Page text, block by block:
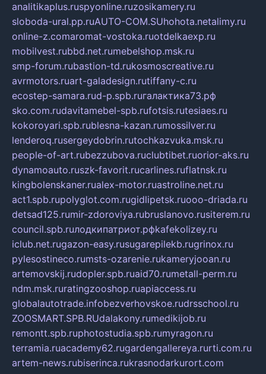
analitikaplus.ruspyonline.ruzosikamery.ru
sloboda-ural.pp.ruAUTO-COM.SUhohota.netalimy.ru
online-z.comaromat-vostoka.ruotdelkaexp.ru
mobilvest.rubbd.net.rumebelshop.msk.ru
smp-forum.rubastion-td.rukosmoscreative.ru
avrmotors.ruart-galadesign.rutiffany-c.ru
ecostep-samara.rud-p.spb.ruгалактика73.рф
sko.com.rudavitamebel-spb.rufotsis.rutesiaes.ru
kokoroyari.spb.rublesna-kazan.rumossilver.ru
lenderoq.rusergeydobrin.rutochkazvuka.msk.ru
people-of-art.rubezzubova.ruclubtibet.ruorior-aks.ru
dynamoauto.ruszk-favorit.rucarlines.ruflatnsk.ru
kingbolenskaner.rualex-motor.ruastroline.net.ru
act1.spb.rupolyglot.com.rugidlipetsk.ruooo-driada.ru
detsad125.rumir-zdoroviya.rubruslanovo.rusiterem.ru
council.spb.ruлодкипатриот.рфkafekolizey.ru
iclub.net.rugazon-easy.rusugarepilekb.rugrinox.ru
pylesostineco.rumsts-ozarenie.rukameryjooan.ru
artemovskij.rudopler.spb.ruaid70.rumetall-perm.ru
ndm.msk.ruratingzooshop.ruapiaccess.ru
globalautotrade.infobezverhovskoe.rudrsschool.ru
ZOOSMART.SPB.RUdalakony.rumedikijob.ru
remontt.spb.ruphotostudia.spb.rumyragon.ru
terramia.ruacademy62.rugardengallereya.rurti.com.ru
artem-news.rubiserinca.rukrasnodarkurort.com